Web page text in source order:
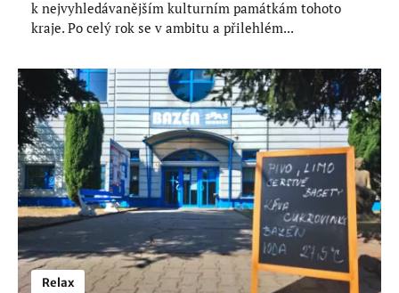
k nejvyhledávanějším kulturním památkám tohoto
kraje. Po celý rok se v ambitu a přilehlém...
Relax